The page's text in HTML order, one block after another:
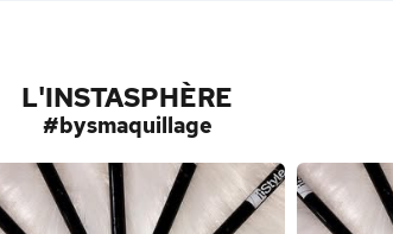
L'INSTASPHÈRE
#bysmaquillage